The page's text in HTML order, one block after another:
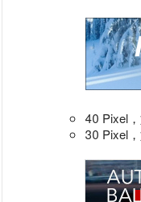
40 Pixel
30 Pixel